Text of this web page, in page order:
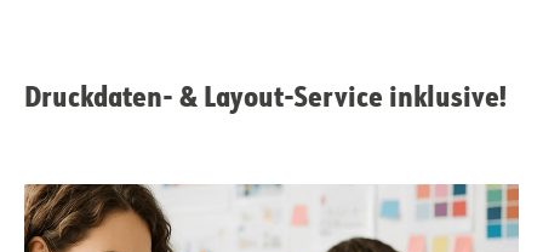
Druckdaten- & Layout-Service inklusive!